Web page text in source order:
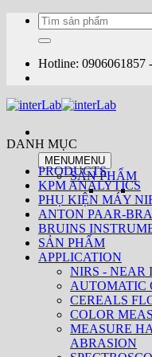
dung
Tìm
kiếm:
Hotline: 0906061857
MENUMENU
SẢN PHẨM
DANH MỤC
PRODUCTS
KPM ANALYTICS
PHỤ KIỆN MÁY
ANTON PAAR-
BRUINS
SẢN PHẨM
APPLICATION
NIRS - NEAR
AUTOMATIC
CEREALS
COLOR
MEASURE
ABRASION